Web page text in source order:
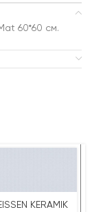
60*60 см.
KERAMIK